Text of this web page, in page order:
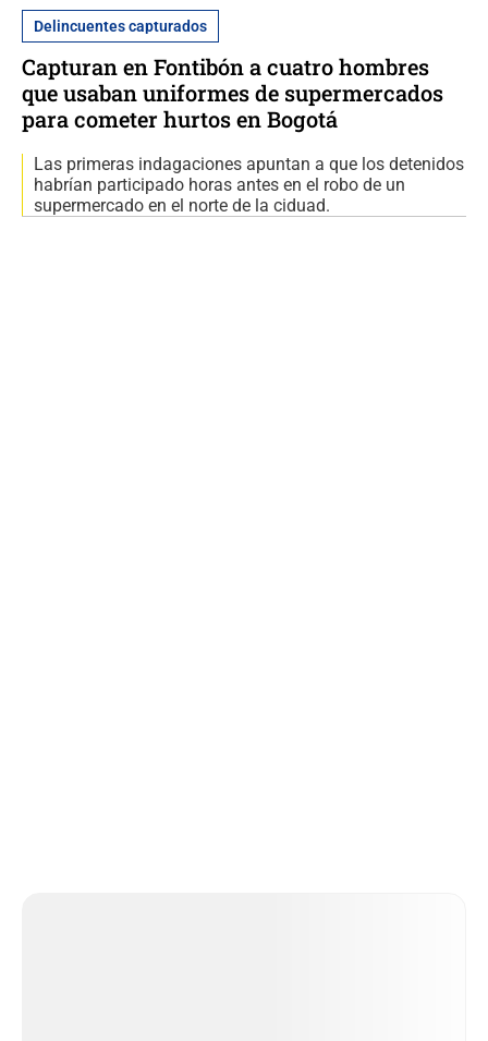
Delincuentes capturados
Capturan en Fontibón a cuatro hombres
que usaban uniformes de supermercados
para cometer hurtos en Bogotá
Las primeras indagaciones apuntan a que los detenidos
habrían participado horas antes en el robo de un
supermercado en el norte de la ciduad.